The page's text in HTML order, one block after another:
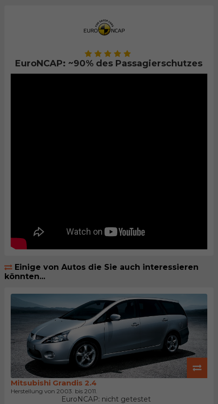
EuroNCAP: ~90% des Passagierschutzes
Einige von Autos die Sie auch interessieren
könnten...
Mitsubishi Grandis 2.4
Herstellung von 2003. bis 2011.
EuroNCAP: nicht getestet